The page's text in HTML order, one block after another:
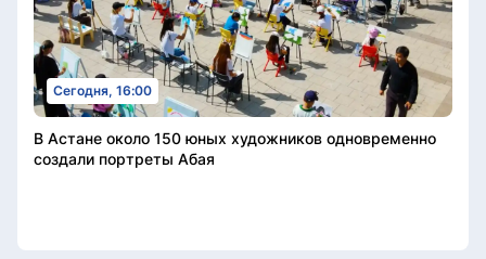
Сегодня, 16:00
В Астане около 150 юных художников одновременно
создали портреты Абая